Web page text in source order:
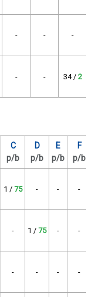
- - -
- - 34 / 2
C
p/b
D
p/b
E
p/b
F
p/b
1 / 75 - - -
- 1 / 75 - -
- - - -